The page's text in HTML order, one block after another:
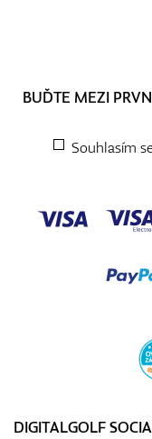
BUĎTE MEZI
Souhlasím
DIGITALGOLF